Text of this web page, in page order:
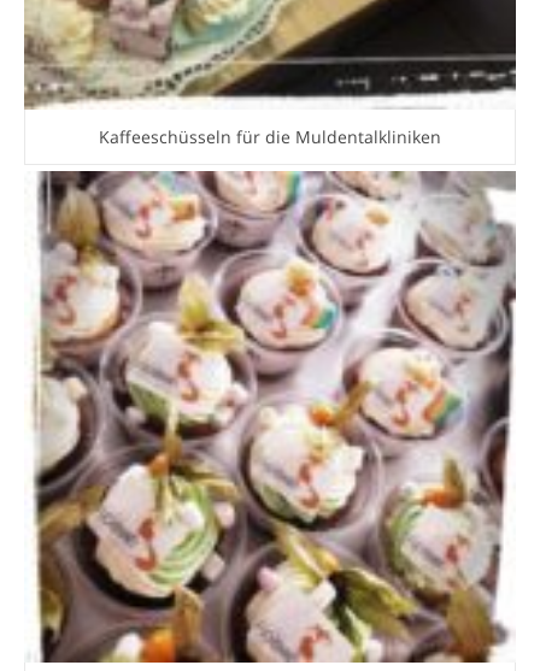
Kaffeeschüsseln für die Muldentalkliniken